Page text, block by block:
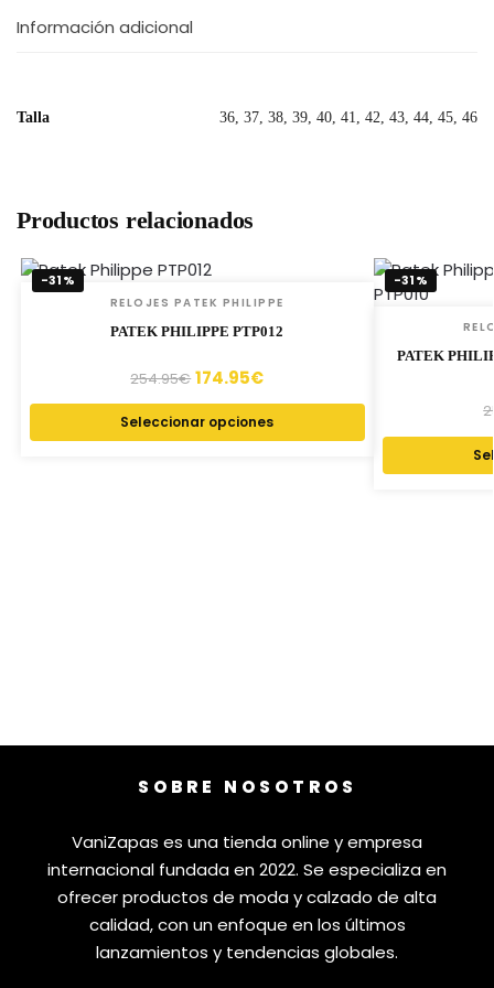
Información adicional
Talla 36, 37, 38, 39, 40, 41, 42, 43, 44, 45, 46
Productos relacionados
-31%
RELOJES PATEK PHILIPPE
PATEK PHILIPPE PTP012
254.95€ 174.95€
Seleccionar opciones
-31%
PATEK
SOBRE NOSOTROS
VaniZapas es una tienda online y empresa
internacional fundada en 2022. Se especializa en
ofrecer productos de moda y calzado de alta
calidad, con un enfoque en los últimos
lanzamientos y tendencias globales.